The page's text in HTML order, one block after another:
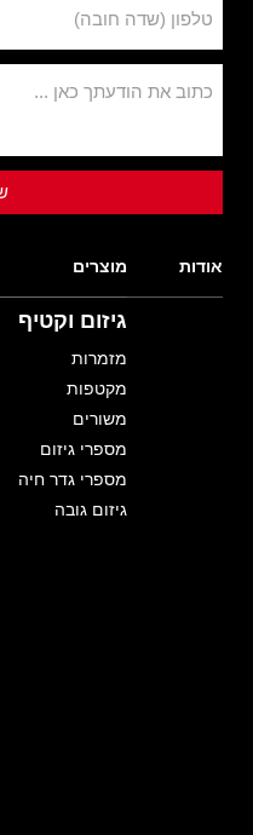
טלפון (שדה חובה)
כתוב את הודעתך כאן ...
אודות מוצרים
גיזום וקטיף
מזמרות
מקטפות
משורים
מספרי גיזום
מספרי גדר חיה
גיזום גובה